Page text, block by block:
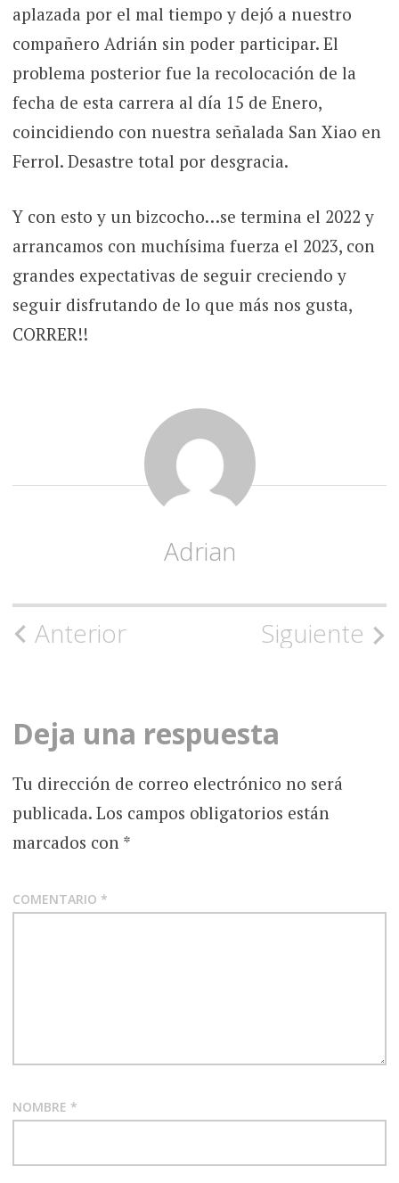
aplazada por el mal tiempo y dejó a nuestro
compañero Adrián sin poder participar. El
problema posterior fue la recolocación de la
fecha de esta carrera al día 15 de Enero,
coincidiendo con nuestra señalada San Xiao en
Ferrol. Desastre total por desgracia.
Y con esto y un bizcocho…se termina el 2022 y
arrancamos con muchísima fuerza el 2023, con
grandes expectativas de seguir creciendo y
seguir disfrutando de lo que más nos gusta,
CORRER!!
Adrian
Navegación
la
entrada
Anterior Siguiente
Deja una respuesta
Tu dirección de correo electrónico no será
publicada. Los campos obligatorios están
marcados con *
COMENTARIO *
NOMBRE *